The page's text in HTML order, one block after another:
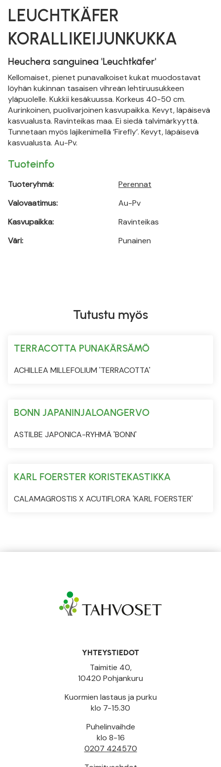
LEUCHTKÄFER
KORALLIKEIJUNKUKKA
Heuchera sanguinea 'Leuchtkäfer'
Kellomaiset, pienet punavalkoiset kukat muodostavat
löyhän kukinnan tasaisen vihreän lehtiruusukkeen
yläpuolelle. Kukkii kesäkuussa. Korkeus 40-50 cm.
Aurinkoinen, puolivarjoinen kasvupaikka. Kevyt, läpäisevä
kasvualusta. Ravinteikas maa. Ei siedä talvimärkyyttä.
Tunnetaan myös lajikenimellä ’Firefly’. Kevyt, läpäisevä
kasvualusta. Au-Pv.
Tuoteinfo
Tuoteryhmä:
Valovaatimus:
Kasvupaikka:
Väri:
Perennat
Au-Pv
Ravinteikas
Punainen
Tutustu myös
TERRACOTTA PUNAKÄRSÄMÖ
ACHILLEA MILLEFOLIUM 'TERRACOTTA'
BONN JAPANINJALOANGERVO
ASTILBE JAPONICA-RYHMÄ 'BONN'
KARL FOERSTER KORISTEKASTIKKA
CALAMAGROSTIS X ACUTIFLORA 'KARL FOERSTER'
YHTEYSTIEDOT
Taimitie 40,
10420 Pohjankuru
Kuormien lastaus ja purku
klo 7-15.30
Puhelinvaihde
klo 8-16
0207 424570